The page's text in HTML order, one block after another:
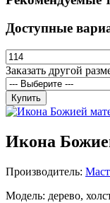
Доступные
Заказать другой
Купить
Икона
Производитель:
Модель: дерево,